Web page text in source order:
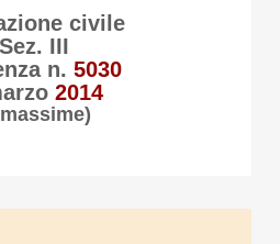
civile
Sez. III
n. 5030
2014